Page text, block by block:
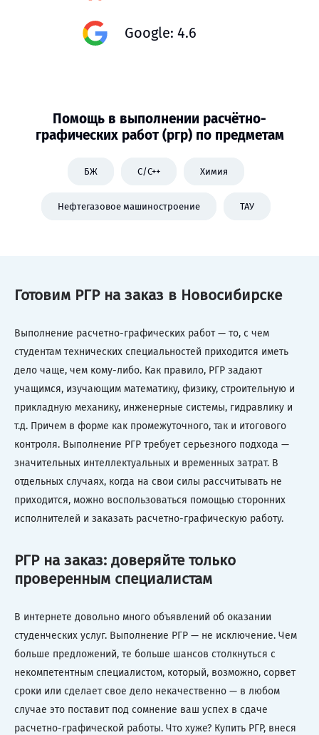
Google: 4.6
Помощь в выполнении расчётно-
графических работ (ргр) по предметам
БЖ C/C++ Химия
Нефтегазовое машиностроение ТАУ
Готовим РГР на заказ в Новосибирске
Выполнение расчетно-графических работ — то, с чем
студентам технических специальностей приходится иметь
дело чаще, чем кому-либо. Как правило, РГР задают
учащимся, изучающим математику, физику, строительную и
прикладную механику, инженерные системы, гидравлику и
т.д. Причем в форме как промежуточного, так и итогового
контроля. Выполнение РГР требует серьезного подхода —
значительных интеллектуальных и временных затрат. В
отдельных случаях, когда на свои силы рассчитывать не
приходится, можно воспользоваться помощью сторонних
исполнителей и заказать расчетно-графическую работу.
РГР на заказ: доверяйте только
проверенным специалистам
В интернете довольно много объявлений об оказании
студенческих услуг. Выполнение РГР — не исключение. Чем
больше предложений, те больше шансов столкнуться с
некомпетентным специалистом, который, возможно, сорвет
сроки или сделает свое дело некачественно — в любом
случае это поставит под сомнение ваш успех в сдаче
расчетно-графической работы. Что хуже? Купить РГР, внеся